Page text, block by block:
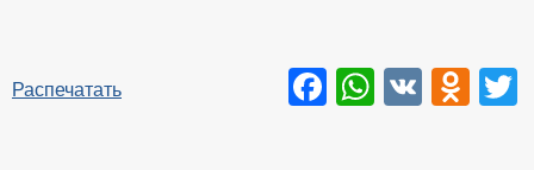
Распечатать Facebook
VK